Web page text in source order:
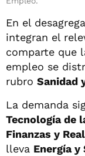
En el
integran el
comparte que
empleo se
rubro Sanidad
La demanda
Tecnología de
Finanzas y
lleva Energía